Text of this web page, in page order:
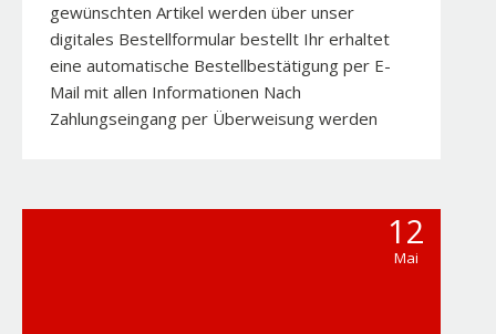
gewünschten Artikel werden über unser
digitales Bestellformular bestellt Ihr erhaltet
eine automatische Bestellbestätigung per E-
Mail mit allen Informationen Nach
Zahlungseingang per Überweisung werden
12
Mai